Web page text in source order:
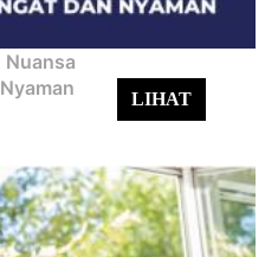
Nuansa
LIHAT